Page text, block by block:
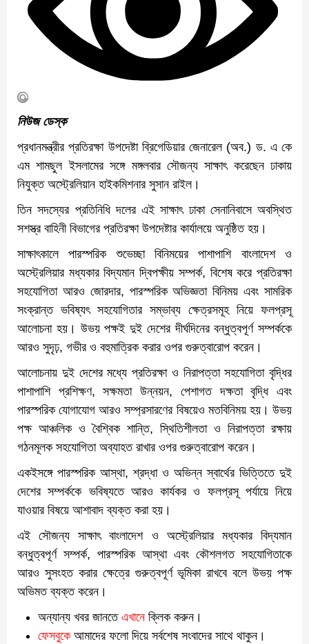
নিউজ ডেস্ক
প্রধানমন্ত্রীর প্রতিরক্ষা উপদেষ্টা ব্রিগেডিয়ার জেনারেল (অব.) ড. এ কে
এম শামছুল ইসলামের সঙ্গে মঙ্গলবার সৌজন্য সাক্ষাৎ করেছেন ঢাকায়
নিযুক্ত অস্ট্রেলিয়ান হাইকমিশনার সুসান রাইল।
তিন সদস্যের প্রতিনিধি দলের এই সাক্ষাৎ ঢাকা সেনানিবাসে অবস্থিত
সশস্ত্র বাহিনী বিভাগের প্রতিরক্ষা উপদেষ্টার কার্যালয়ে অনুষ্ঠিত হয়।
সাক্ষাৎকালে পারস্পরিক শুভেচ্ছা বিনিময়ের পাশাপাশি বাংলাদেশ ও
অস্ট্রেলিয়ার মধ্যকার বিদ্যমান দ্বিপক্ষীয় সম্পর্ক, বিশেষ করে প্রতিরক্ষা
সহযোগিতা আরও জোরদার, পারস্পরিক অভিজ্ঞতা বিনিময় এবং সামরিক
সংক্রান্ত ভবিষ্যৎ সহযোগিতার সম্ভাব্য ক্ষেত্রসমূহ নিয়ে ফলপ্রসূ
আলোচনা হয়। উভয় পক্ষই দুই দেশের দীর্ঘদিনের বন্ধুত্বপূর্ণ সম্পর্ককে
আরও সুদৃঢ়, গভীর ও বহুমাত্রিক করার ওপর গুরুত্বারোপ করেন।
আলোচনায় দুই দেশের মধ্যে প্রতিরক্ষা ও নিরাপত্তা সহযোগিতা বৃদ্ধির
পাশাপাশি প্রশিক্ষণ, সক্ষমতা উন্নয়ন, পেশাগত দক্ষতা বৃদ্ধি এবং
পারস্পরিক যোগাযোগ আরও সম্প্রসারণের বিষয়েও মতবিনিময় হয়। উভয়
পক্ষ আঞ্চলিক ও বৈশ্বিক শান্তি, স্থিতিশীলতা ও নিরাপত্তা রক্ষায়
গঠনমূলক সহযোগিতা অব্যাহত রাখার ওপর গুরুত্বারোপ করেন।
একইসঙ্গে পারস্পরিক আস্থা, শ্রদ্ধা ও অভিন্ন স্বার্থের ভিত্তিতে দুই
দেশের সম্পর্ককে ভবিষ্যতে আরও কার্যকর ও ফলপ্রসূ পর্যায়ে নিয়ে
যাওয়ার বিষয়ে আশাবাদ ব্যক্ত করা হয়।
এই সৌজন্য সাক্ষাৎ বাংলাদেশ ও অস্ট্রেলিয়ার মধ্যকার বিদ্যমান
বন্ধুত্বপূর্ণ সম্পর্ক, পারস্পরিক আস্থা এবং কৌশলগত সহযোগিতাকে
আরও সুসংহত করার ক্ষেত্রে গুরুত্বপূর্ণ ভূমিকা রাখবে বলে উভয় পক্ষ
অভিমত ব্যক্ত করেন।
অন্যান্য খবর জানতেএখানে ক্লিক করুন।
ফেসবুকেআমাদের ফলো দিয়ে সর্বশেষ সংবাদের সাথে থাকুন।